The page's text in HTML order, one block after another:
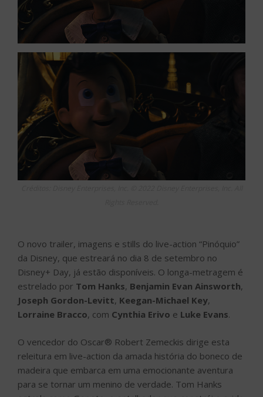
O novo trailer, imagens e stills do live-action “Pinóquio”
da Disney, que estreará no dia 8 de setembro no
Disney+ Day, já estão disponíveis. O longa-metragem é
estrelado por Tom Hanks, Benjamin Evan Ainsworth,
Joseph Gordon-Levitt, Keegan-Michael Key,
Lorraine Bracco, com Cynthia Erivo e Luke Evans.
O vencedor do Oscar® Robert Zemeckis dirige esta
releitura em live-action da amada história do boneco de
madeira que embarca em uma emocionante aventura
para se tornar um menino de verdade. Tom Hanks